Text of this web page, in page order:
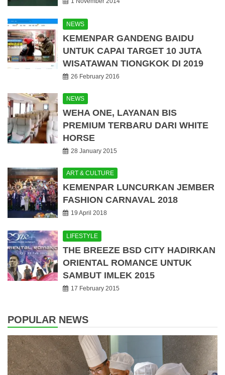
NEWS
KEMENPAR GANDENG BAIDU
UNTUK CAPAI TARGET 10 JUTA
WISATAWAN TIONGKOK DI 2019
26 February 2016
NEWS
WEHA ONE, LAYANAN BIS
PREMIUM TERBARU DARI WHITE
HORSE
28 January 2015
ART & CULTURE
KEMENPAR LUNCURKAN JEMBER
FASHION CARNAVAL 2018
19 April 2018
LIFESTYLE
THE BREEZE BSD CITY HADIRKAN
ORIENTAL ROMANCE UNTUK
SAMBUT IMLEK 2015
17 February 2015
POPULAR NEWS